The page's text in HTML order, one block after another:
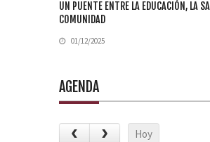
UN PUENTE ENTRE LA EDUCACIÓN, LA
COMUNIDAD
01/12/2025
AGENDA
Hoy